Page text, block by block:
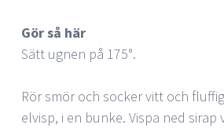
Gör så här
Sätt ugnen på 175°.
Rör smör och socker vitt och
elvisp, i en bunke. Vispa ned sirap